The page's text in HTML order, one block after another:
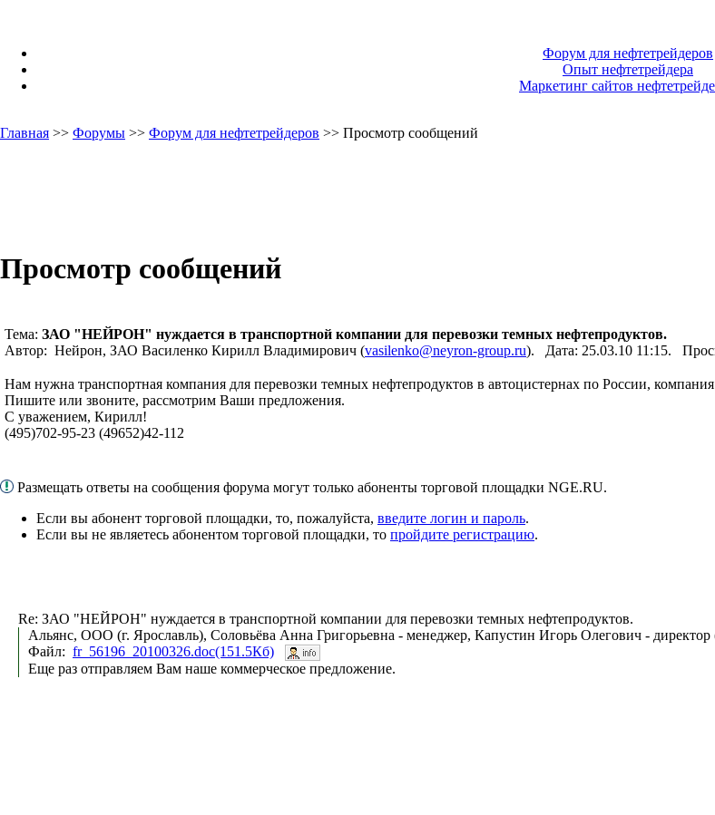
Форум для нефтетрейдеров
Опыт нефтетрейдера
Маркетинг сайтов
Главная >> Форумы >> Форум для нефтетрейдеров >> Просмотр сообщений
Просмотр сообщений
Тема: ЗАО "НЕЙРОН" нуждается в транспортной компании для перевозки темных нефтепродуктов.
Автор: Нейрон, ЗАО Василенко Кирилл Владимирович (vasilenko@neyron-group.ru). Дата: 25.03.10 11:15.
Нам нужна транспортная компания для перевозки темных нефтепродуктов в автоцистернах по России,
Пишите или звоните, рассмотрим Ваши предложения.
С уважением, Кирилл!
(495)702-95-23 (49652)42-112
Размещать ответы на сообщения форума могут только абоненты торговой площадки NGE.RU.
Если вы абонент торговой площадки, то, пожалуйста, введите логин и пароль.
Если вы не являетесь абонентом торговой площадки, то пройдите регистрацию.
Re: ЗАО "НЕЙРОН" нуждается в транспортной компании для перевозки темных нефтепродуктов.
Альянс, ООО (г. Ярославль), Соловьёва Анна Григорьевна - менеджер, Капустин Игорь Олегович - директор
Файл: fr_56196_20100326.doc(151.5Кб)
Еще раз отправляем Вам наше коммерческое предложение.